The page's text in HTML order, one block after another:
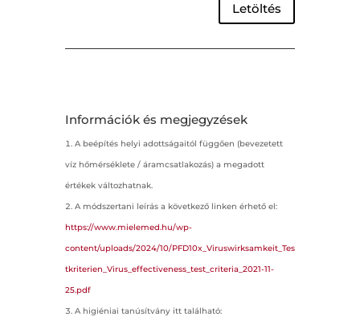
Letöltés
Információk és megjegyzések
A beépítés helyi adottságaitól függően (bevezetett
víz hőmérséklete / áramcsatlakozás) a megadott
értékek változhatnak.
A módszertani leírás a következő linken érhető el:
https://www.mielemed.hu/wp-
content/uploads/2024/10/PFD10x_Viruswirksamkeit_Tes
tkriterien_Virus_effectiveness_test_criteria_2021-11-
25.pdf
A higiéniai tanúsítvány itt található: